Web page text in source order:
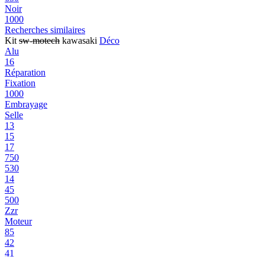
Noir
1000
Recherches similaires
Kit sw-motech kawasaki Déco
Alu
16
Réparation
Fixation
1000
Embrayage
Selle
13
15
17
750
530
14
45
500
Zzr
Moteur
85
42
41